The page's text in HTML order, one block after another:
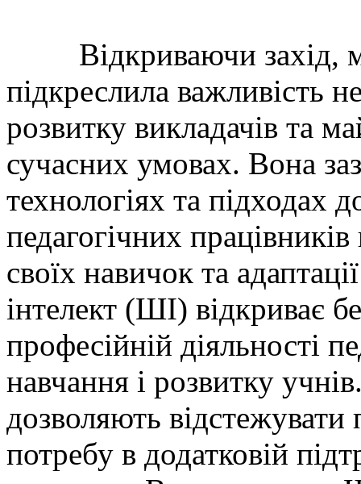
Відкриваючи захід,
підкреслила важливість
розвитку викладачів та
сучасних умовах. Вона
технологіях та підходах
педагогічних
своїх навичок та
інтелект (ШІ) відкриває
професійній діяльності
навчання і розвитку
дозволяють відстежувати
потребу в додатковій